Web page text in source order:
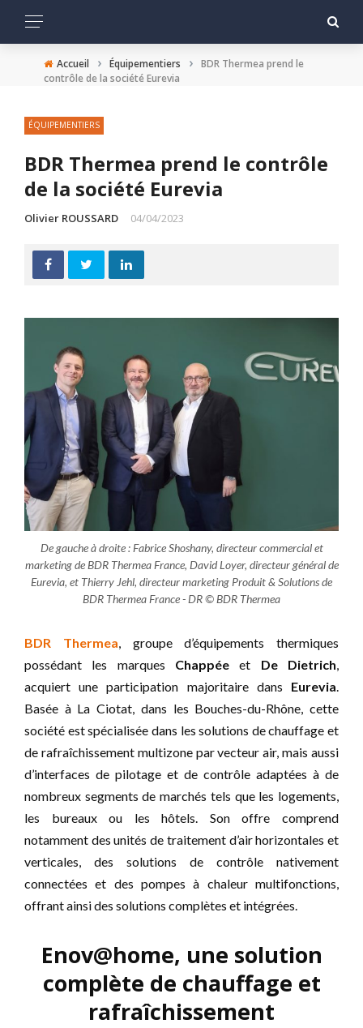
Accueil › Équipementiers › BDR Thermea prend le
contrôle de la société Eurevia
ÉQUIPEMENTIERS
BDR Thermea prend le contrôle
de la société Eurevia
Olivier ROUSSARD 04/04/2023
De gauche à droite : Fabrice Shoshany, directeur commercial et
marketing de BDR Thermea France, David Loyer, directeur général de
Eurevia, et Thierry Jehl, directeur marketing Produit & Solutions de
BDR Thermea France - DR © BDR Thermea
BDR Thermea, groupe d’équipements thermiques
possédant les marques Chappée et De Dietrich,
acquiert une participation majoritaire dans Eurevia.
Basée à La Ciotat, dans les Bouches-du-Rhône, cette
société est spécialisée dans les solutions de chauffage et
de rafraîchissement multizone par vecteur air, mais aussi
d’interfaces de pilotage et de contrôle adaptées à de
nombreux segments de marchés tels que les logements,
les bureaux ou les hôtels. Son offre comprend
notamment des unités de traitement d’air horizontales et
verticales, des solutions de contrôle nativement
connectées et des pompes à chaleur multifonctions,
offrant ainsi des solutions complètes et intégrées.
Enov@home, une solution
complète de chauffage et
rafraîchissement